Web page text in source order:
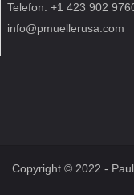
Telefon: +1 423 902
info@pmuellerusa.com
Copyright © 2022 -